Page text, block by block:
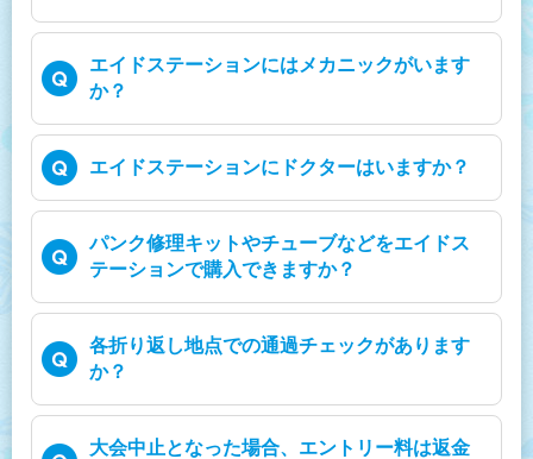
エイドステーションにはメカニックがいます
か？
エイドステーションにドクターはいますか？
パンク修理キットやチューブなどをエイドス
テーションで購入できますか？
各折り返し地点での通過チェックがあります
か？
大会中止となった場合、エントリー料は返金